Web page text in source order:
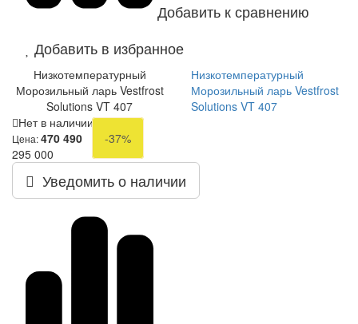
Добавить к сравнению
Добавить в избранное
Низкотемпературный
Морозильный ларь Vestfrost
Solutions VT 407
Низкотемпературный
Морозильный ларь Vestfrost
Solutions VT 407
Нет в наличии
Цена:470 490
-37%
295 000
Уведомить о наличии